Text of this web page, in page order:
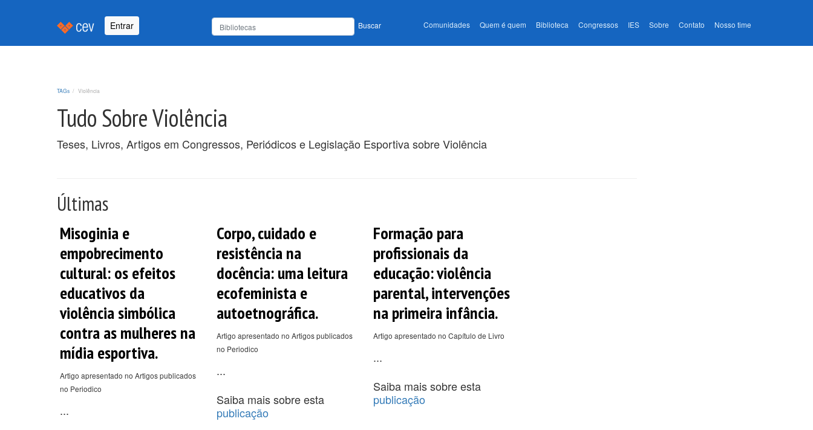
Entrar Buscar Comunidades Quem é quem Biblioteca Congressos IES Sobre Contato Nosso time
TAGs Violência
Tudo Sobre Violência
Teses, Livros, Artigos em Congressos, Periódicos e Legislação Esportiva sobre Violência
Últimas
Misoginia e
empobrecimento
cultural: os efeitos
educativos da
violência simbólica
contra as mulheres na
mídia esportiva.
Artigo apresentado no Artigos publicados
no Periodico
...
Corpo, cuidado e
resistência na
docência: uma leitura
ecofeminista e
autoetnográfica.
Artigo apresentado no Artigos publicados
no Periodico
...
Saiba mais sobre esta
publicação
Formação para
profissionais da
educação: violência
parental, intervenções
na primeira infância.
Artigo apresentado no Capítulo de Livro
...
Saiba mais sobre esta
publicação